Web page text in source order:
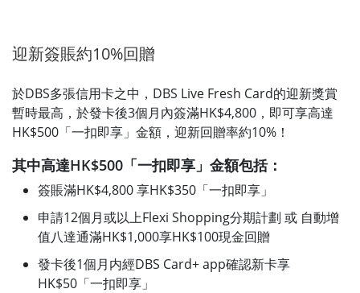
迎新簽賬約10%回贈
於DBS多張信用卡之中，DBS Live Fresh Card的迎新獎賞
暫時最高，於發卡後3個月內簽滿HK$4,800，即可享高達
HK$500「一扣即享」金額，迎新回贈率約10%！
其中高達HK$500「一扣即享」金額包括：
簽賬滿HK$4,800 享HK$350「一扣即享」
申請12個月或以上Flexi Shopping分期計劃 或 自動增
值八達通滿HK$1,000享HK$100現金回贈
發卡後1個月内經DBS Card+ app確認新卡享
HK$50「一扣即享」